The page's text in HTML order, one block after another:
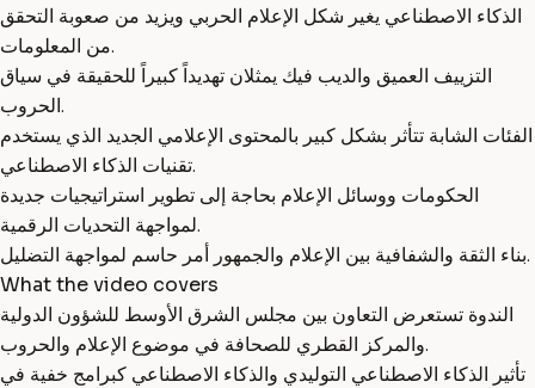
الذكاء الاصطناعي يغير شكل الإعلام الحربي ويزيد من صعوبة التحقق
من المعلومات.
التزييف العميق والديب فيك يمثلان تهديداً كبيراً للحقيقة في سياق
الحروب.
الفئات الشابة تتأثر بشكل كبير بالمحتوى الإعلامي الجديد الذي يستخدم
تقنيات الذكاء الاصطناعي.
الحكومات ووسائل الإعلام بحاجة إلى تطوير استراتيجيات جديدة
لمواجهة التحديات الرقمية.
بناء الثقة والشفافية بين الإعلام والجمهور أمر حاسم لمواجهة التضليل.
What the video covers
الندوة تستعرض التعاون بين مجلس الشرق الأوسط للشؤون الدولية
والمركز القطري للصحافة في موضوع الإعلام والحروب.
تأثير الذكاء الاصطناعي التوليدي والذكاء الاصطناعي كبرامج خفية في